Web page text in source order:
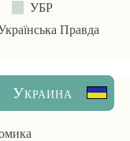
УБР
Правда
Украина